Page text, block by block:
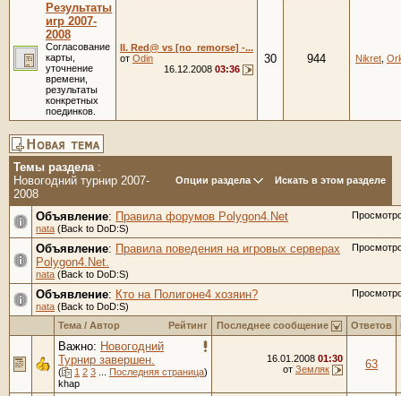
Результаты
игр 2007-
2008
Согласование
карты,
уточнение
времени,
результаты
конкретных
поединков.
II. Red@ vs [no_remorse] -...
от Odin
16.12.2008 03:36
30 944 Nikret
Темы раздела:
Новогодний турнир 2007-
2008
Опции раздела Искать в этом разделе
Объявление: Правила форумов Polygon4.Net
nata (Back to DoD:S)
Объявление: Правила поведения на игровых серверах
Polygon4.Net.
nata (Back to DoD:S)
Объявление: Кто на Полигоне4 хозяин?
nata (Back to DoD:S)
Рейтинг
Тема / Автор Последнее сообщение Ответов
Важно: Новогодний
Турнир завершен.
( 1 2 3 Последняя страница)
khap
16.01.2008 01:30
от Земляк 63